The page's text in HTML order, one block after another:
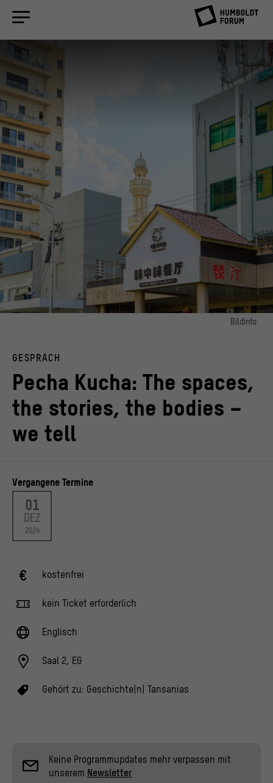
Bildinfo
GESPRÄCH
Pecha Kucha: The spaces,
the stories, the bodies –
we tell
Vergangene Termine
01
DEZ
2024
kostenfrei
kein Ticket erforderlich
Englisch
Saal 2, EG
Gehört zu: Geschichte(n) Tansanias
Keine Programmupdates mehr verpassen mit
unserem Newsletter